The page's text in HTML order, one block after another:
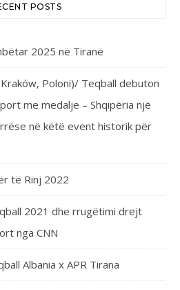
POSTS
2025 në Tiranë
Poloni)/ Teqball debuton
me medalje – Shqipëria një
në këtë event historik për
të Rinj 2022
2021 dhe rrugëtimi drejt
nga CNN
Albania x APR Tirana